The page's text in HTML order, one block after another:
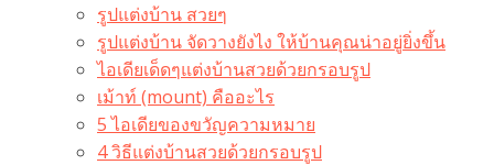
รูปแต่งบ้าน สวยๆ
รูปแต่งบ้าน จัดวางยังไง ให้บ้านคุณน่าอยู่ยิ่งขึ้น
ไอเดียเด็ดๆแต่งบ้านสวยด้วยกรอบรูป
เม้าท์ (mount) คืออะไร​
5 ไอเดียของขวัญความหมาย
4 วิธีแต่งบ้านสวยด้วยกรอบรูป